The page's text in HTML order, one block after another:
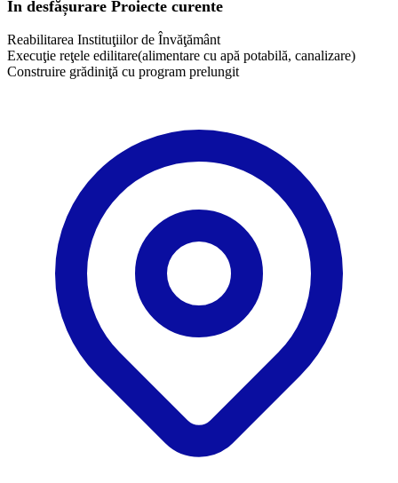
În desfășurare Proiecte curente
Reabilitarea Instituţiilor de Învăţământ
Execuţie reţele edilitare(alimentare cu apă potabilă, canalizare)
Construire grădiniţă cu program prelungit